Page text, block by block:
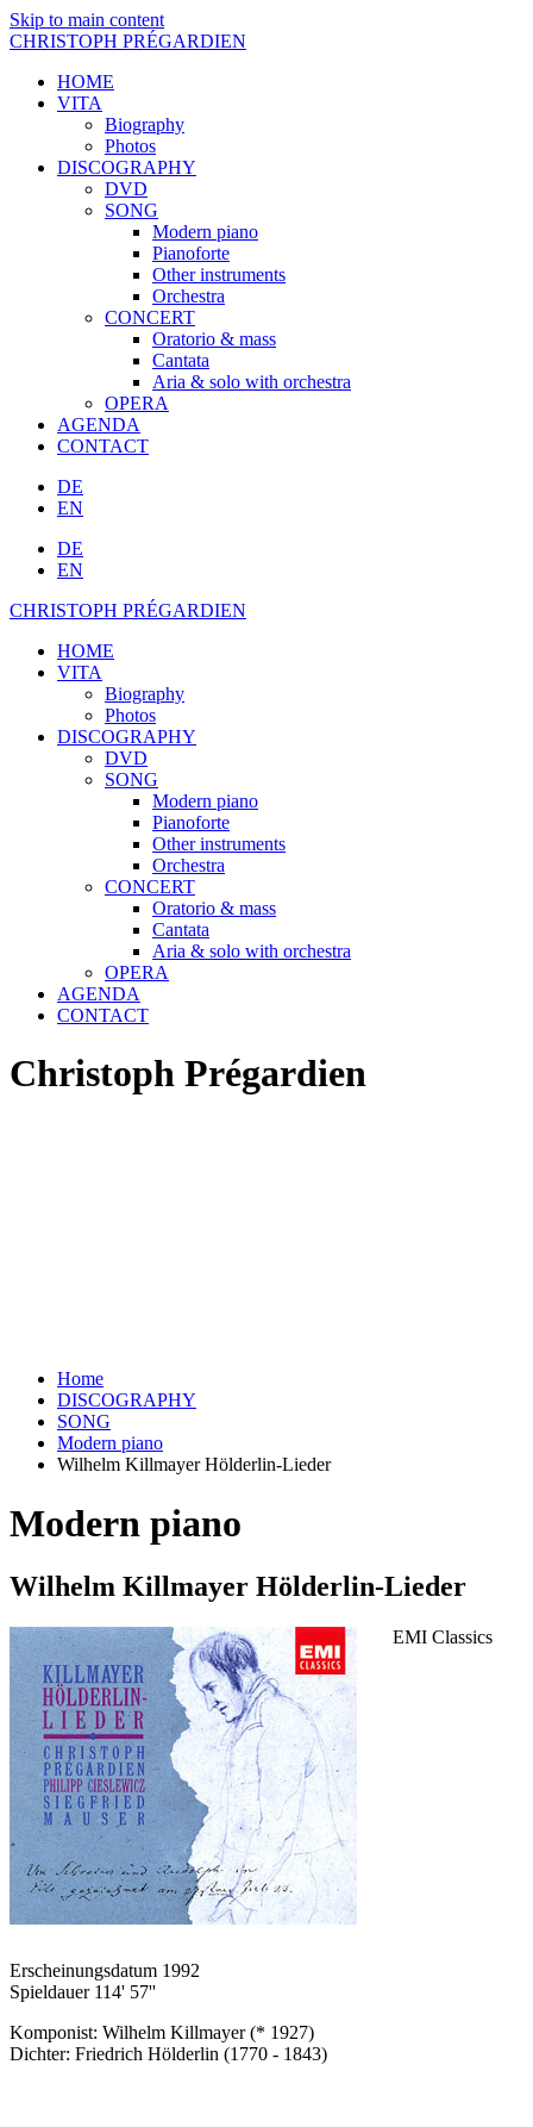
Skip to main content
CHRISTOPH PRÉGARDIEN
HOME
VITA
Biography
Photos
DISCOGRAPHY
DVD
SONG
Modern piano
Pianoforte
Other instruments
Orchestra
CONCERT
Oratorio & mass
Cantata
Aria & solo with orchestra
OPERA
AGENDA
CONTACT
DE
EN
DE
EN
CHRISTOPH PRÉGARDIEN
HOME
VITA
Biography
Photos
DISCOGRAPHY
DVD
SONG
Modern piano
Pianoforte
Other instruments
Orchestra
CONCERT
Oratorio & mass
Cantata
Aria & solo with orchestra
OPERA
AGENDA
CONTACT
Christoph Prégardien
Home
DISCOGRAPHY
SONG
Modern piano
Wilhelm Killmayer Hölderlin-Lieder
Modern piano
Wilhelm Killmayer Hölderlin-Lieder
EMI Classics
Erscheinungsdatum 1992
Spieldauer 114' 57''
Komponist: Wilhelm Killmayer (* 1927)
Dichter: Friedrich Hölderlin (1770 - 1843)